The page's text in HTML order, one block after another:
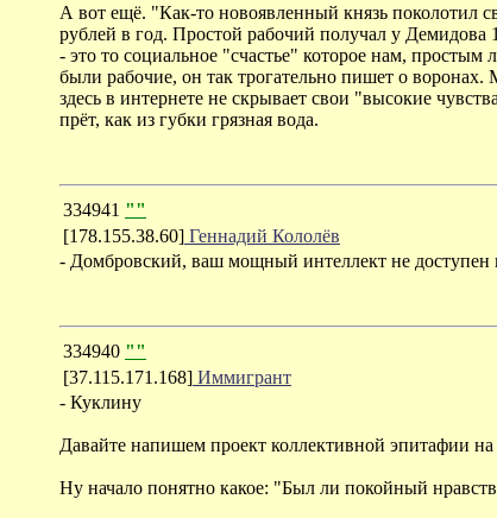
А вот ещё. "Как-то новоявленный князь поколотил
рублей в год. Простой рабочий получал у
- это то социальное "счастье" которое нам,
были рабочие, он так трогательно пишет о
здесь в интернете не скрывает свои "высокие
прёт, как из губки грязная вода.
334941 ""
[178.155.38.60] Геннадий Кололёв
- Домбровский, ваш мощный интеллект не доступен
334940 ""
[37.115.171.168] Иммигрант
- Куклину
Давайте напишем проект коллективной эпитафии
Ну начало понятно какое: "Был ли покойный